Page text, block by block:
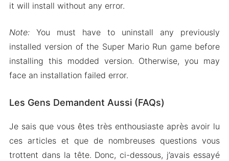
it will install without any error.
Note:You must have to uninstall any previously
installed version of the Super Mario Run game before
installing this modded version. Otherwise, you may
face an installation failed error.
Les Gens Demandent Aussi (FAQs)
Je sais que vous êtes très enthousiaste après avoir lu
ces articles et que de nombreuses questions vous
trottent dans la tête. Donc, ci-dessous, j’avais essayé